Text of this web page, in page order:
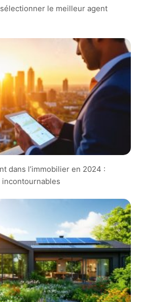
le meilleur agent
dans l’immobilier en 2024 :